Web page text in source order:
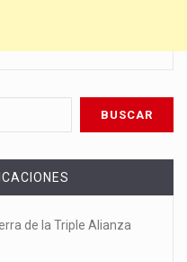
de la Triple Alianza